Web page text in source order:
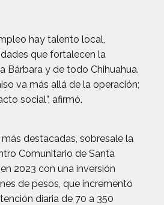
hay talento local,
que fortalecen la
Bárbara y de todo Chihuahua.
va más allá de la operación;
social”, afirmó.
destacadas, sobresale la
Comunitario de Santa
2023 con una inversión
de pesos, que incrementó
diaria de 70 a 350